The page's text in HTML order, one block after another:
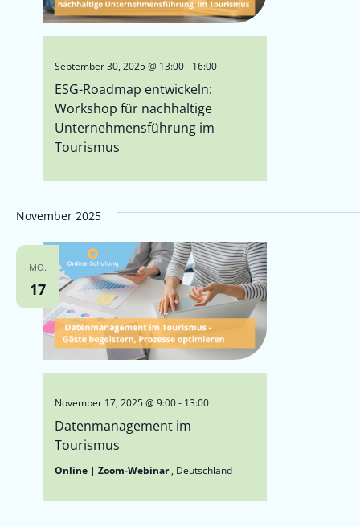
ESG-Roadmap entwickeln:
Workshop für nachhaltige
Unternehmensführung im
Tourismus
September 30, 2025 @ 13:00- 16:00
November 2025
MO.
17
Datenmanagement im
Tourismus
November 17, 2025 @ 9:00- 13:00
Online | Zoom-Webinar, Deutschland